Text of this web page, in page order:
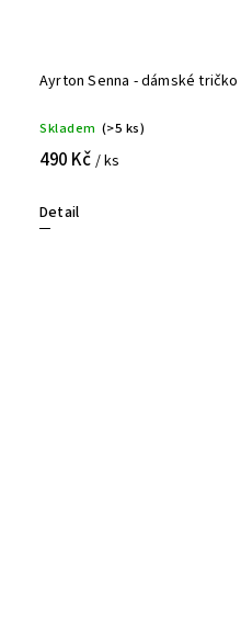
Ayrton Senna - dámské tričko
Skladem (>5 ks)
490 Kč / ks
Detail